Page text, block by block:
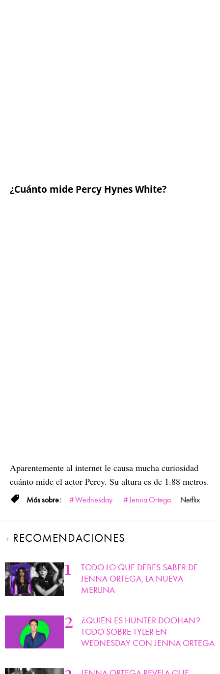
¿Cuánto mide Percy Hynes White?
Aparentemente al internet le causa mucha curiosidad
cuánto mide el actor Percy. Su altura es de 1.88 metros.
Wednesday Jenna Ortega Netflix
RECOMENDACIONES
TODO LO QUE DEBES SABER DE
JENNA ORTEGA, LA NUEVA
MERLINA
¿QUIÉN ES HUNTER DOOHAN?
TODO SOBRE TYLER EN
WEDNESDAY CON JENNA ORTEGA